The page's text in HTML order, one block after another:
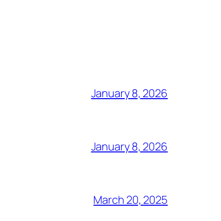
January 8, 2026
January 8, 2026
March 20, 2025